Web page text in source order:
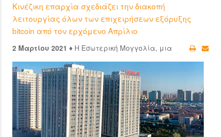
Κινέζικη επαρχία σχεδιάζει την διακοπή
λειτουργίας όλων των επιχειρήσεων εξόρυξης
bitcoin από τον ερχόμενο Απρίλιο
2 Μαρτίου 2021 ♦ Η Εσωτερική Μογγολία, μια